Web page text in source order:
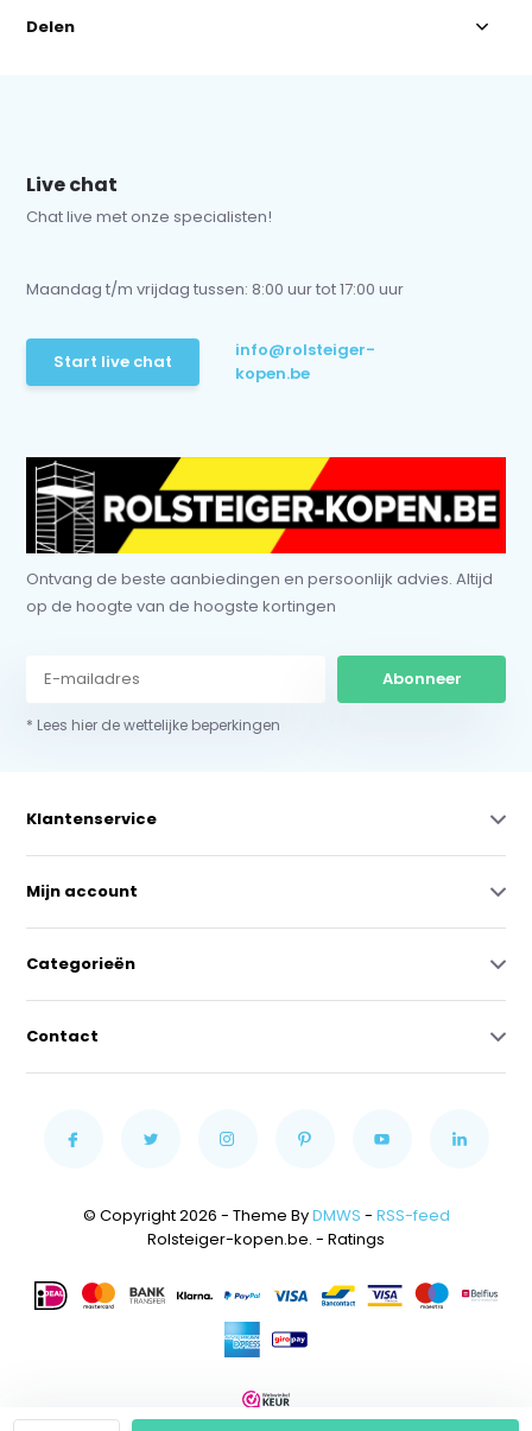
Delen
Live chat
Chat live met onze specialisten!
Maandag t/m vrijdag tussen: 8:00 uur tot 17:00 uur
Start live chat
info@rolsteiger-
kopen.be
Ontvang de beste aanbiedingen en persoonlijk advies. Altijd
op de hoogte van de hoogste kortingen
Abonneer
* Lees hier de wettelijke beperkingen
Klantenservice
Mijn account
Categorieën
Contact
© Copyright 2026 - Theme ByDMWS - RSS-feed
Rolsteiger-kopen.be. - Ratings